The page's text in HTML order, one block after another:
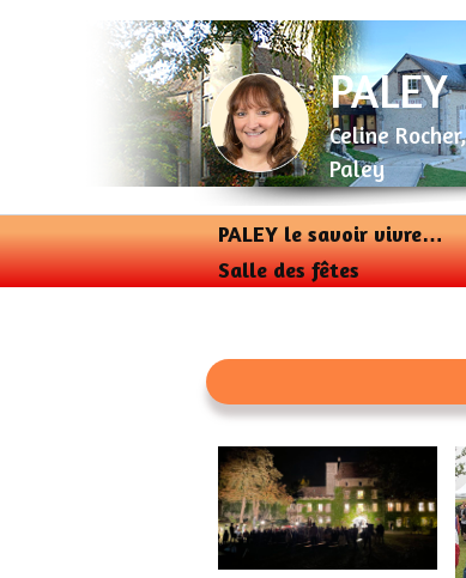
PALEY
Celine
Paley
PALEY le savoir vivre…
Salle des fêtes